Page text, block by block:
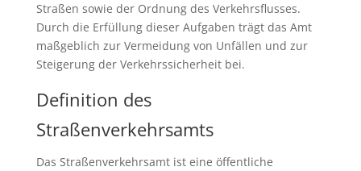
Straßen sowie der Ordnung des Verkehrsflusses.
Durch die Erfüllung dieser Aufgaben trägt das Amt
maßgeblich zur Vermeidung von Unfällen und zur
Steigerung der Verkehrssicherheit bei.
Definition des
Straßenverkehrsamts
Das Straßenverkehrsamt ist eine öffentliche